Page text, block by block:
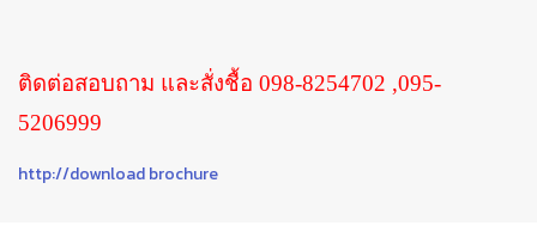
ติดต่อสอบถาม และสั่งชื้อ 098-8254702 ,095-
5206999
http://download brochure